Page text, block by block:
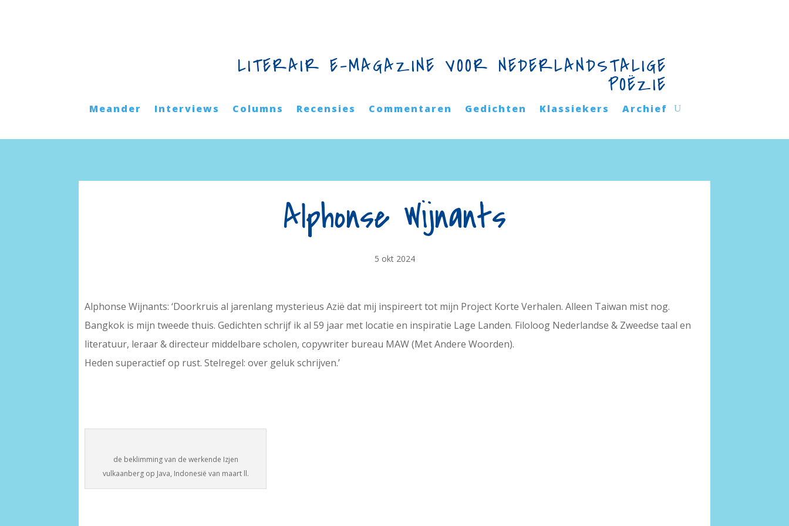
LITERAIR E-MAGAZINE VOOR NEDERLANDSTALIGE
POËZIE
Meander Interviews Columns Recensies Commentaren Gedichten Klassiekers Archief
Alphonse Wijnants
5 okt 2024
Alphonse Wijnants: ‘Doorkruis al jarenlang mysterieus Azië dat mij inspireert tot mijn Project Korte Verhalen. Alleen Taiwan mist nog.
Bangkok is mijn tweede thuis. Gedichten schrijf ik al 59 jaar met locatie en inspiratie Lage Landen. Filoloog Nederlandse & Zweedse taal en
literatuur, leraar & directeur middelbare scholen, copywriter bureau MAW (Met Andere Woorden).
Heden superactief op rust. Stelregel: over geluk schrijven.’
de beklimming van de werkende Izjen
vulkaanberg op Java, Indonesië van maart ll.